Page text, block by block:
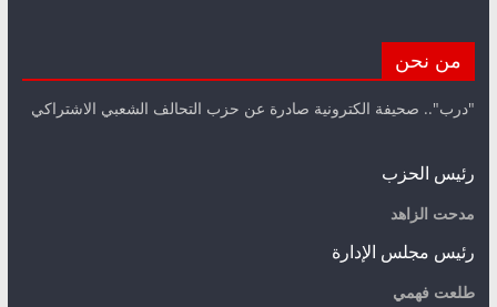
من نحن
"درب".. صحيفة الكترونية صادرة عن حزب التحالف الشعبي الاشتراكي
رئيس الحزب
مدحت الزاهد
رئيس مجلس الإدارة
طلعت فهمي